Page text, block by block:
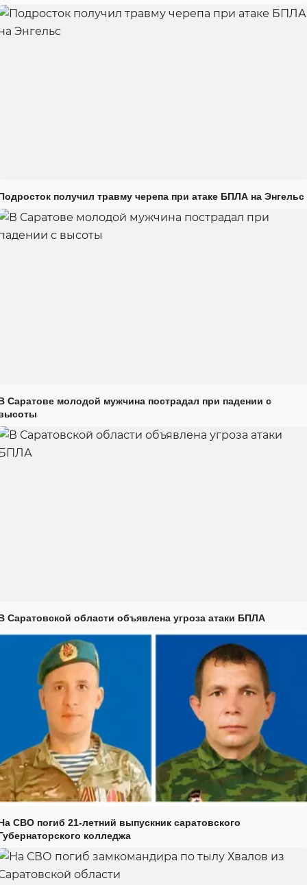
получил травму черепа при атаке БПЛА на Энгельс
Саратове молодой мужчина пострадал при падении с
Саратовской области объявлена угроза атаки БПЛА
СВО погиб 21-летний выпускник саратовского
колледжа